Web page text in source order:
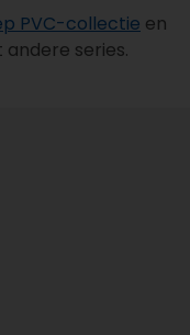
PVC-collectie en
series.